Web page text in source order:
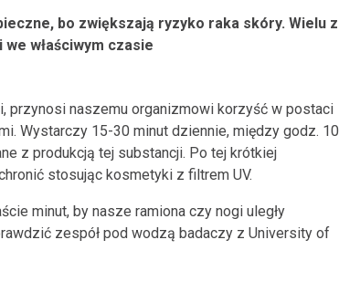
bo zwiększają ryzyko raka skóry. Wielu z
we właściwym czasie
przynosi naszemu organizmowi korzyść w postaci
Wystarczy 15-30 minut dziennie, między godz. 10
z produkcją tej substancji. Po tej krótkiej
stosując kosmetyki z filtrem UV.
minut, by nasze ramiona czy nogi uległy
zespół pod wodzą badaczy z University of